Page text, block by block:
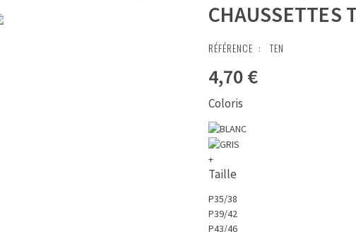
CHAUSSETTES
RÉFÉRENCE :TEN
4,70 €
Coloris
+
Taille
P35/38
P39/42
P43/46